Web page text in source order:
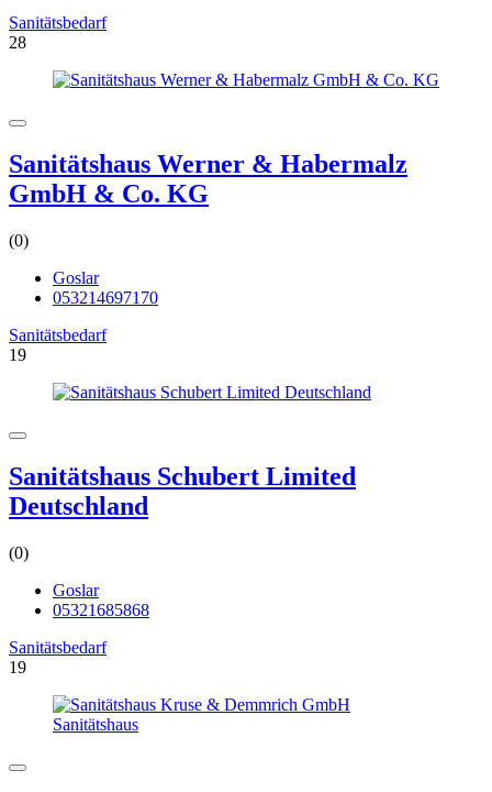
Sanitätsbedarf
28
Sanitätshaus Werner & Habermalz
GmbH & Co. KG
(0)
Goslar
053214697170
Sanitätsbedarf
19
Sanitätshaus Schubert Limited
Deutschland
(0)
Goslar
05321685868
Sanitätsbedarf
19